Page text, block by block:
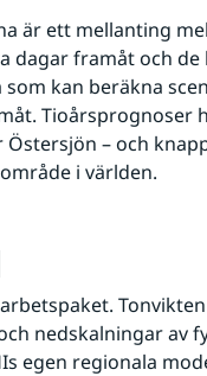
är ett mellanting
dagar framåt och de
kan beräkna
Tioårsprognoser
– och
i världen.
nedskalningar av
egen regionala